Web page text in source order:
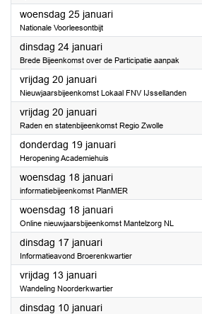
woensdag 25 januari2023
Nationale Voorleesontbijt
dinsdag 24 januari2023
Brede Bijeenkomst over de Participatie aanpak
vrijdag 20 januari2023
Nieuwjaarsbijeenkomst Lokaal FNV IJssellanden
vrijdag 20 januari2023
Raden en statenbijeenkomst Regio Zwolle
donderdag 19 januari2023
Heropening Academiehuis
woensdag 18 januari2023
informatiebijeenkomst PlanMER
woensdag 18 januari2023
Online nieuwjaarsbijeenkomst Mantelzorg NL
dinsdag 17 januari2023
Informatieavond Broerenkwartier
vrijdag 13 januari2023
Wandeling Noorderkwartier
dinsdag 10 januari2023